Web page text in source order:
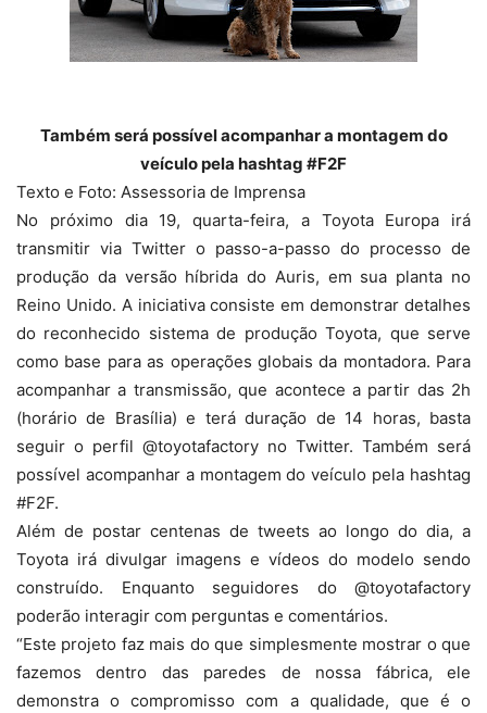
Também será possível acompanhar a montagem do
veículo pela hashtag #F2F
Texto e Foto: Assessoria de Imprensa
No próximo dia 19, quarta-feira, a Toyota Europa irá
transmitir via Twitter o passo-a-passo do processo de
produção da versão híbrida do Auris, em sua planta no
Reino Unido. A iniciativa consiste em demonstrar detalhes
do reconhecido sistema de produção Toyota, que serve
como base para as operações globais da montadora. Para
acompanhar a transmissão, que acontece a partir das 2h
(horário de Brasília) e terá duração de 14 horas, basta
seguir o perfil @toyotafactory no Twitter. Também será
possível acompanhar a montagem do veículo pela hashtag
#F2F.
Além de postar centenas de tweets ao longo do dia, a
Toyota irá divulgar imagens e vídeos do modelo sendo
construído. Enquanto seguidores do @toyotafactory
poderão interagir com perguntas e comentários.
“Este projeto faz mais do que simplesmente mostrar o que
fazemos dentro das paredes de nossa fábrica, ele
demonstra o compromisso com a qualidade, que é o